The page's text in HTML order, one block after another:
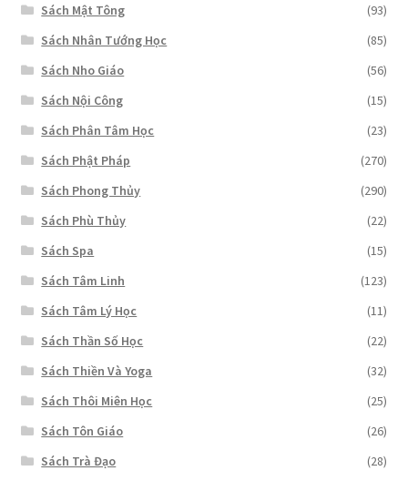
Sách Mật Tông
(93)
Sách Nhân Tướng Học
(85)
Sách Nho Giáo
(56)
Sách Nội Công
(15)
Sách Phân Tâm Học
(23)
Sách Phật Pháp
(270)
Sách Phong Thủy
(290)
Sách Phù Thủy
(22)
Sách Spa
(15)
Sách Tâm Linh
(123)
Sách Tâm Lý Học
(11)
Sách Thần Số Học
(22)
Sách Thiền Và Yoga
(32)
Sách Thôi Miên Học
(25)
Sách Tôn Giáo
(26)
Sách Trà Đạo
(28)